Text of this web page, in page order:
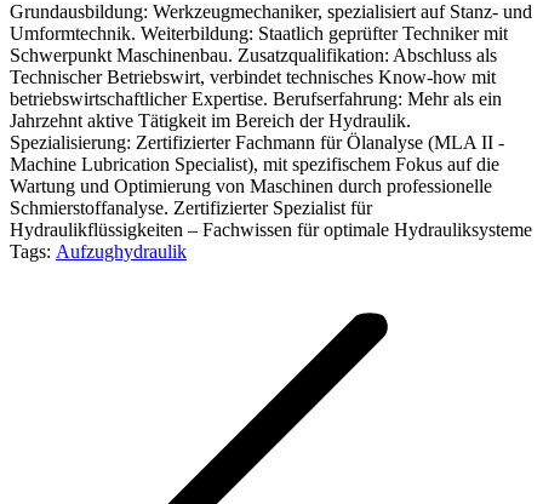
Grundausbildung: Werkzeugmechaniker, spezialisiert auf Stanz- und
Umformtechnik. Weiterbildung: Staatlich geprüfter Techniker mit
Schwerpunkt Maschinenbau. Zusatzqualifikation: Abschluss als
Technischer Betriebswirt, verbindet technisches Know-how mit
betriebswirtschaftlicher Expertise. Berufserfahrung: Mehr als ein
Jahrzehnt aktive Tätigkeit im Bereich der Hydraulik.
Spezialisierung: Zertifizierter Fachmann für Ölanalyse (MLA II -
Machine Lubrication Specialist), mit spezifischem Fokus auf die
Wartung und Optimierung von Maschinen durch professionelle
Schmierstoffanalyse. Zertifizierter Spezialist für
Hydraulikflüssigkeiten – Fachwissen für optimale Hydrauliksysteme
Tags: Aufzughydraulik